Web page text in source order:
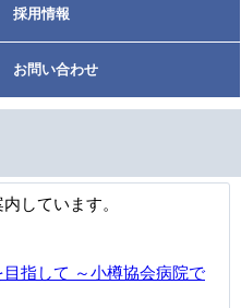
採用情報
お問い合わせ
しています。
指して ～小樽協会病院で